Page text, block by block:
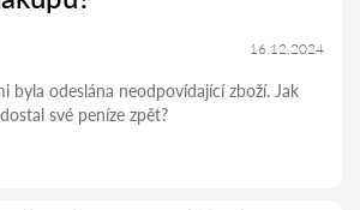
16.12.2024
byla odeslána neodpovídající zboží. Jak
své peníze zpět?